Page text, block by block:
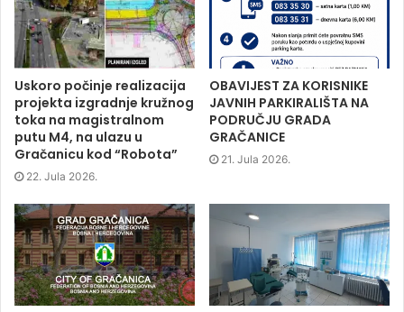
e
b
o
o
k
(
O
p
e
n
s
n
n
e
w
w
n
d
o
w
)
t
t
e
r
(
O
p
e
n
s
i
n
n
e
w
w
i
d
o
w
)
k
e
d
I
n
(
O
p
e
n
s
i
n
n
e
n
d
o
w
)
s
i
n
n
e
w
w
i
n
d
Uskoro počinje realizacija
projekta izgradnje kružnog
toka na magistralnom
putu M4, na ulazu u
Gračanicu kod “Robota”
22. Jula 2026.
OBAVIJEST ZA KORISNIKE
JAVNIH PARKIRALIŠTA NA
PODRUČJU GRADA
GRAČANICE
21. Jula 2026.